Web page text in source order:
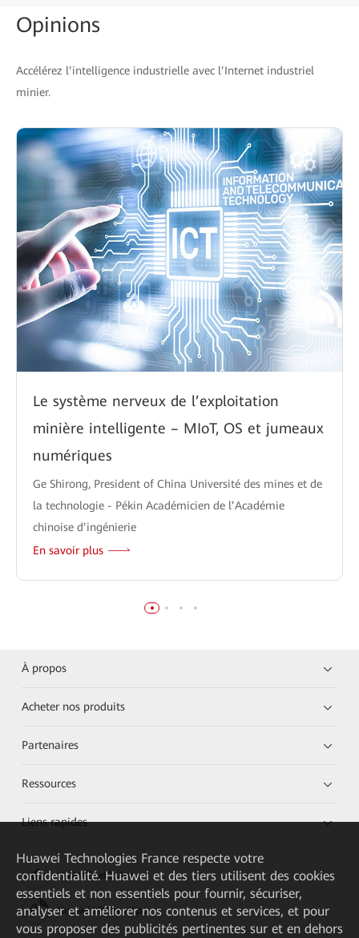
Opinions
Accélérez l’intelligence industrielle avec l’Internet industriel
minier.
Le système nerveux de l’exploitation
minière intelligente – MIoT, OS et jumeaux
numériques
Ge Shirong, President of China Université des mines et de
la technologie - Pékin Académicien de l’Académie
chinoise d’ingénierie
En savoir plus
À propos
Acheter nos produits
Partenaires
Ressources
Liens rapides
HUAWEI eKit App
Huawei HiKnow App
Huawei Technologies France respecte votre
confidentialité. Huawei et des tiers utilisent des cookies
essentiels et non essentiels pour fournir, sécuriser,
analyser et améliorer nos contenus et services, et pour
vous proposer des publicités pertinentes sur et en dehors